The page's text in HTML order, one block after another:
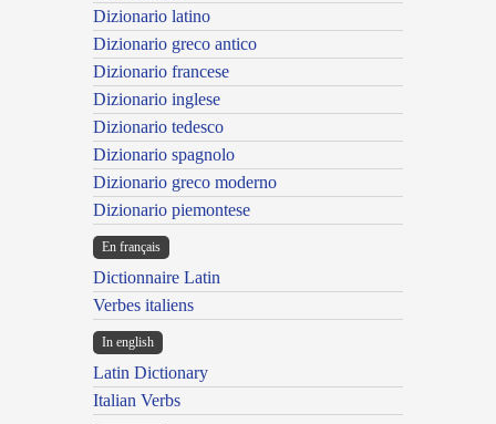
Dizionario latino
Dizionario greco antico
Dizionario francese
Dizionario inglese
Dizionario tedesco
Dizionario spagnolo
Dizionario greco moderno
Dizionario piemontese
En français
Dictionnaire Latin
Verbes italiens
In english
Latin Dictionary
Italian Verbs